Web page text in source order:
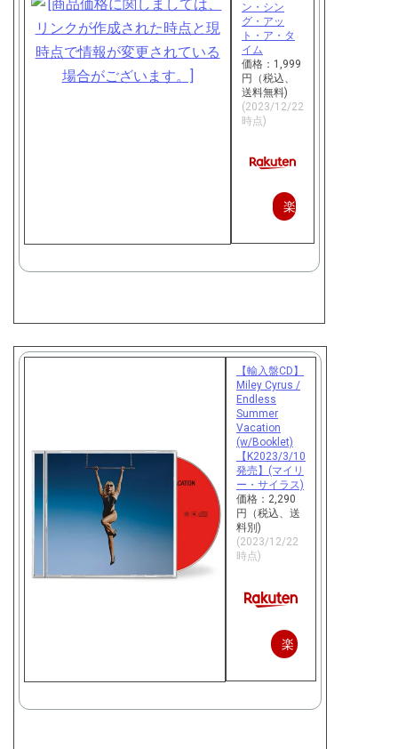
ン・シン
グ・アッ
ト・ア・タ
イム
価格：1,999
円（税込、
送料無料)
(2023/12/22
時点)
楽
入
【輸入盤CD】
Miley Cyrus /
Endless
Summer
Vacation
(w/Booklet)
【K2023/3/10
発売】(マイリ
ー・サイラス)
価格：2,290
円（税込、送
料別)
(2023/12/22
時点)
楽